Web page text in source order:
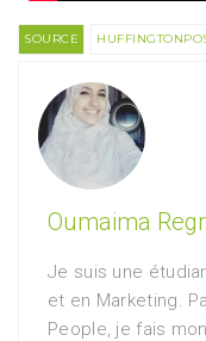
SOURCE
Oumaima
Je suis une
et en Marketing.
People, je fais